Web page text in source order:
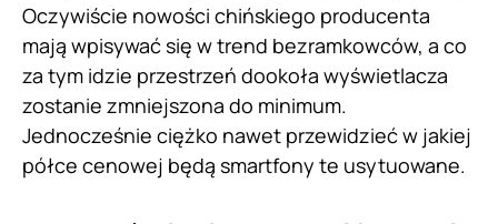
Oczywiście nowości chińskiego producenta
mają wpisywać się w trend bezramkowców, a co
za tym idzie przestrzeń dookoła wyświetlacza
zostanie zmniejszona do minimum.
Jednocześnie ciężko nawet przewidzieć w jakiej
półce cenowej będą smartfony te usytuowane.